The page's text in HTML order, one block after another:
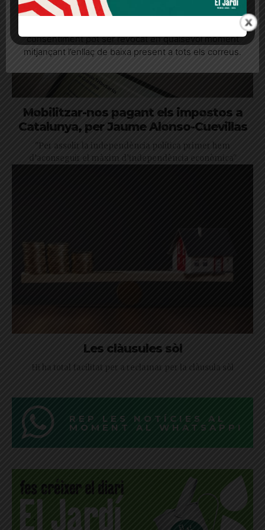
Mobilitzar-nos pagant els impostos a
Catalunya, per Jaume Alonso-Cuevillas
"Per assolir la independència política primer hem
d’aconseguir el màxim d’independència econòmica"
Les clàusules sòl
Hi ha total facilitat per a reclamar per la clàusula sòl
REP LES NOTÍCIES AL
MOMENT AL WHATSAPP!
seu consentiment explícit per rebre comunicacions
consentiment pot ser revocat en qualsevol moment
mitjançant l’enllaç de baixa present a tots els correus.